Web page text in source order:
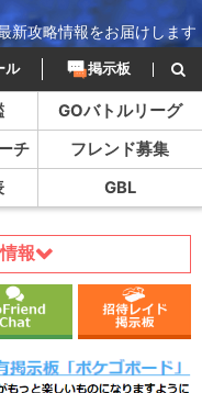
新攻略情報をお届けします
ル 掲示板
GOバトルリーグ
チ
フレンド募集
GBL
報